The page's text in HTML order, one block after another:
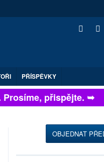
PŘÍSPĚVKY
přispějte. ➥
OBJEDNAT